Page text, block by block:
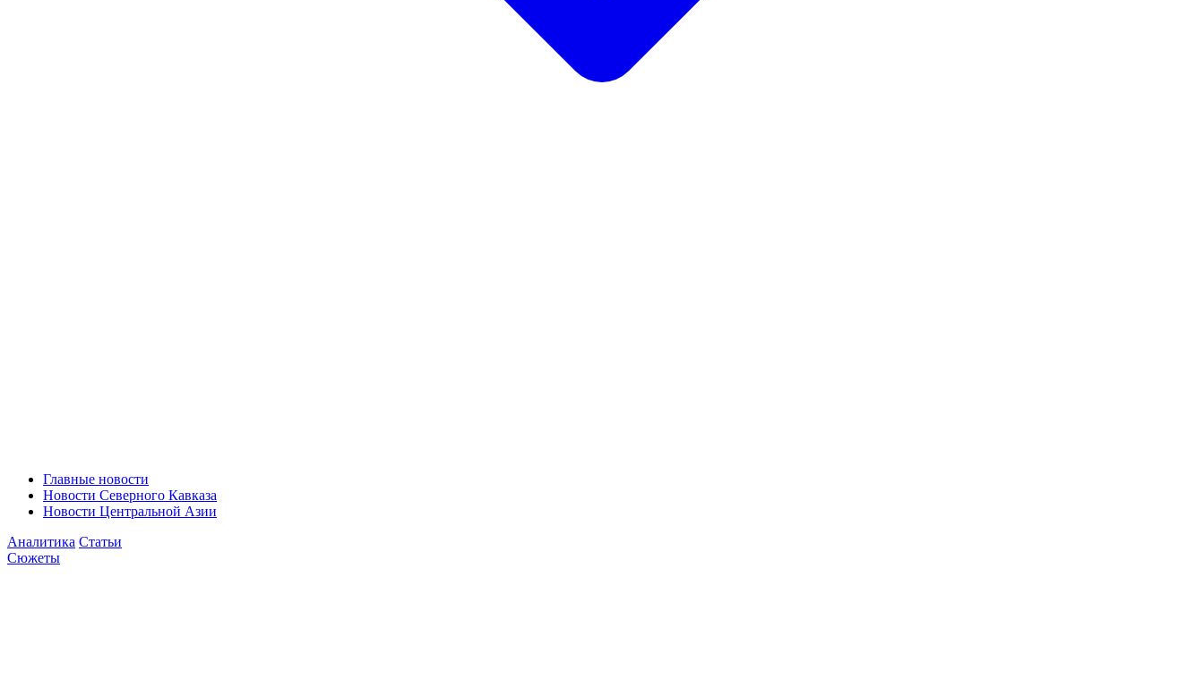
Главные новости
Новости Северного Кавказа
Новости Центральной Азии
Аналитика Статьи
Сюжеты